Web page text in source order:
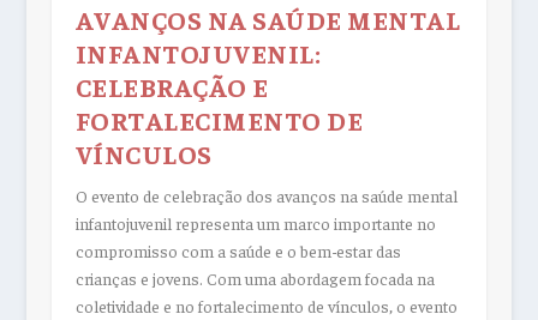
AVANÇOS NA SAÚDE MENTAL
INFANTOJUVENIL:
CELEBRAÇÃO E
FORTALECIMENTO DE
VÍNCULOS
O evento de celebração dos avanços na saúde mental
infantojuvenil representa um marco importante no
compromisso com a saúde e o bem-estar das
crianças e jovens. Com uma abordagem focada na
coletividade e no fortalecimento de vínculos, o evento